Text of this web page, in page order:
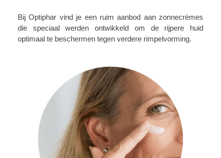
Bij Optiphar vind je een ruim aanbod aan zonnecrèmes
die speciaal werden ontwikkeld om de rijpere huid
optimaal te beschermen tegen verdere rimpelvorming.